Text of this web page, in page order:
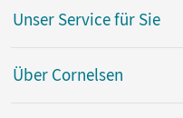
Unser Service für Sie
Über Cornelsen